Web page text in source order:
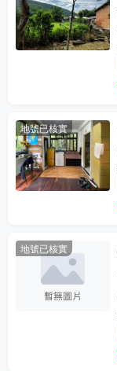
地號已核實
地號已核實